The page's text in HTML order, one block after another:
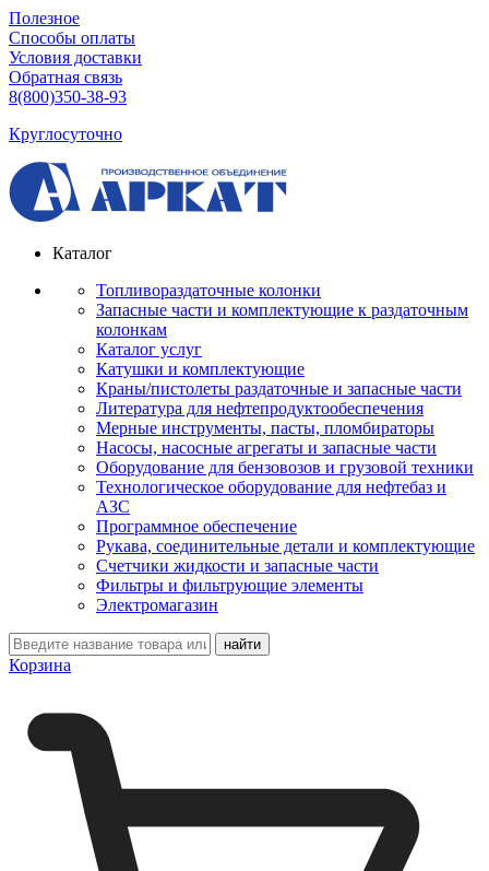
Полезное
Способы оплаты
Условия доставки
Обратная связь
8(800)350-38-93
Круглосуточно
Каталог
Топливораздаточные колонки
Запасные части и комплектующие к раздаточным
колонкам
Каталог услуг
Катушки и комплектующие
Краны/пистолеты раздаточные и запасные части
Литература для нефтепродуктообеспечения
Мерные инструменты, пасты, пломбираторы
Насосы, насосные агрегаты и запасные части
Оборудование для бензовозов и грузовой техники
Технологическое оборудование для нефтебаз и
АЗС
Программное обеспечение
Рукава, соединительные детали и комплектующие
Счетчики жидкости и запасные части
Фильтры и фильтрующие элементы
Электромагазин
Корзина